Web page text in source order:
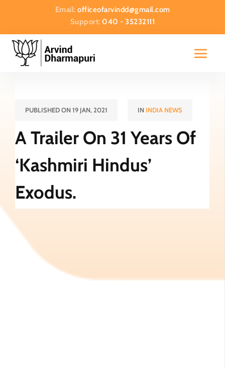
Email: officeofarvindd@gmail.com
Support:040 - 35232111
PUBLISHED ON 19 JAN, 2021 IN INDIA NEWS
A Trailer On 31 Years Of
‘Kashmiri Hindus’
Exodus.